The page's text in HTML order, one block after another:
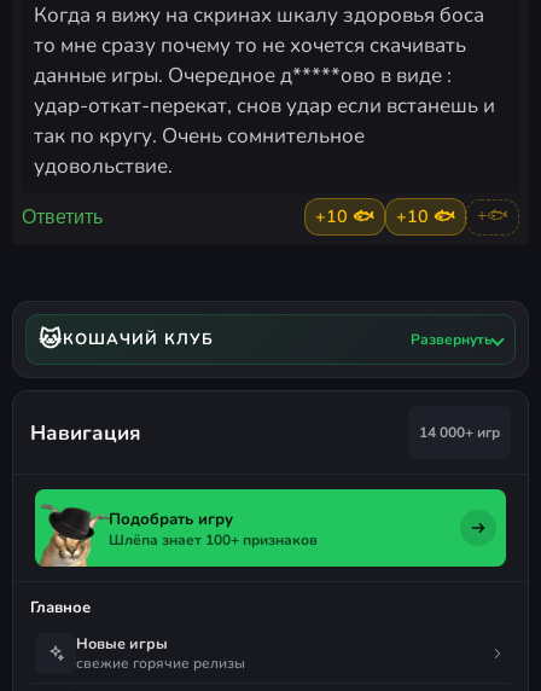
Когда я вижу на скринах шкалу здоровья боса
то мне сразу почему то не хочется скачивать
данные игры. Очередное д*****ово в виде :
удар-откат-перекат, снов удар если встанешь и
так по кругу. Очень сомнительное
удовольствие.
Ответить +10 🐟 +10 🐟 +🐟
🐱КОШАЧИЙ КЛУБ Развернуть
Навигация 14 000+ игр
Подобрать игру
Шлёпа знает 100+ признаков
Главное
Новые игры
свежие горячие релизы